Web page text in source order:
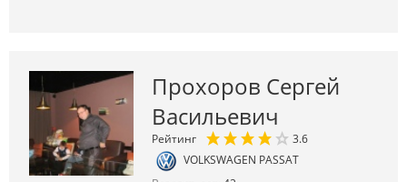
Прохоров Сергей
Васильевич
Рейтинг
3.6
VOLKSWAGEN PASSAT